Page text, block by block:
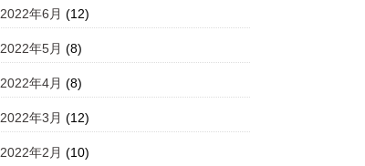
2022年6月 (12)
2022年5月 (8)
2022年4月 (8)
2022年3月 (12)
2022年2月 (10)